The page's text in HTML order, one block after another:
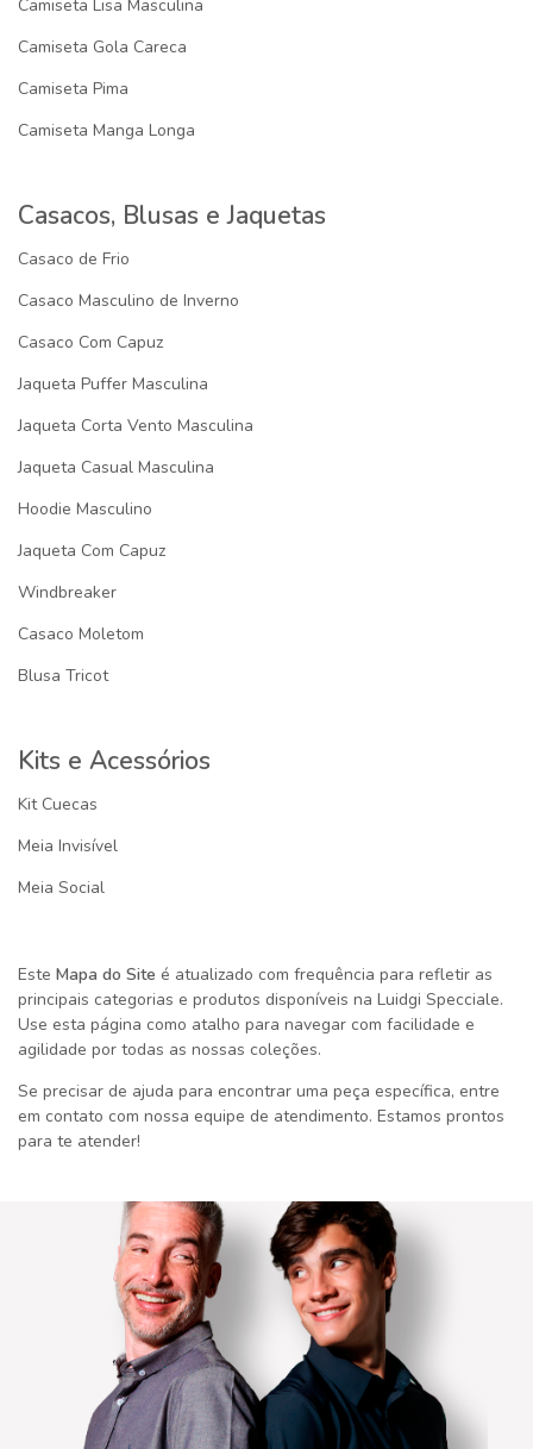
Camiseta Lisa Masculina
Camiseta Gola Careca
Camiseta Pima
Camiseta Manga Longa
Casacos, Blusas e Jaquetas
Casaco de Frio
Casaco Masculino de Inverno
Casaco Com Capuz
Jaqueta Puffer Masculina
Jaqueta Corta Vento Masculina
Jaqueta Casual Masculina
Hoodie Masculino
Jaqueta Com Capuz
Windbreaker
Casaco Moletom
Blusa Tricot
Kits e Acessórios
Kit Cuecas
Meia Invisível
Meia Social
Este Mapa do Site é atualizado com frequência para refletir as
principais categorias e produtos disponíveis na Luidgi Specciale.
Use esta página como atalho para navegar com facilidade e
agilidade por todas as nossas coleções.
Se precisar de ajuda para encontrar uma peça específica, entre
em contato com nossa equipe de atendimento. Estamos prontos
para te atender!